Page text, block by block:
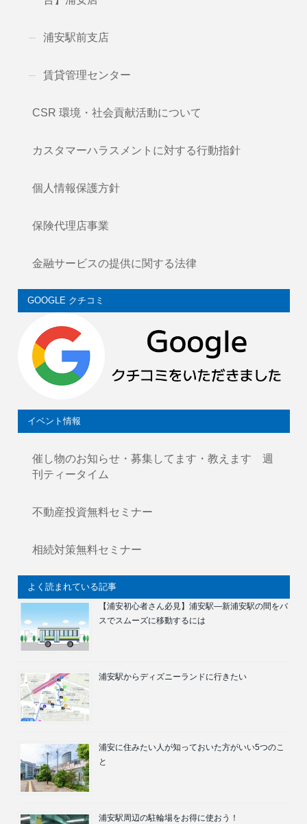
浦安駅前支店
賃貸管理センター
CSR 環境・社会貢献活動について
カスタマーハラスメントに対する行動指針
個人情報保護方針
保険代理店事業
金融サービスの提供に関する法律
GOOGLE クチコミ
イベント情報
催し物のお知らせ・募集してます・教えます 週
刊ティータイム
不動産投資無料セミナー
相続対策無料セミナー
よく読まれている記事
【浦安初心者さん必見】浦安駅―新浦安駅の間をバ
スでスムーズに移動するには
浦安駅からディズニーランドに行きたい
浦安に住みたい人が知っておいた方がいい5つのこ
と
浦安駅周辺の駐輪場をお得に使おう！